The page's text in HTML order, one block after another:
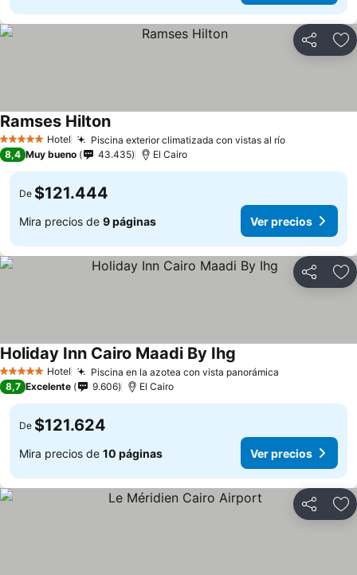
Compartir
5 Estrellas Hotel Piscina exterior climatizada con vistas al río
Ramses Hilton
8,4 Muy bueno 43.435 El Cairo
De $121.444
Mira precios de 9 páginas Ver precios
Compartir
5 Estrellas Hotel Piscina en la azotea con vista panorámica
Holiday Inn Cairo Maadi By Ihg
8,7 Excelente 9.606 El Cairo
De $121.624
Mira precios de 10 páginas Ver precios
Compartir